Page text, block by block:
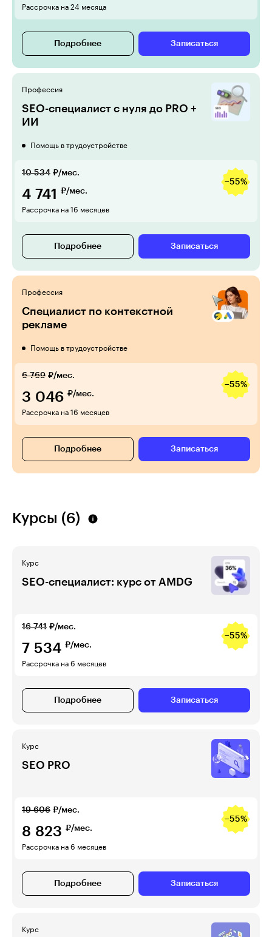
Рассрочка на 24 месяца
Подробнее Записаться
Профессия
SEO-специалист c нуля до PRO +
ИИ
Помощь в трудоустройстве
10 534 ₽/мес.
−55%
4 741 ₽/мес.
Рассрочка на 16 месяцев
Подробнее Записаться
Профессия
Специалист по контекстной
рекламе
Помощь в трудоустройстве
6 769 ₽/мес.
−55%
3 046 ₽/мес.
Рассрочка на 16 месяцев
Подробнее Записаться
Курсы (6)
Курс
SEO-специалист: курс от AMDG
16 741 ₽/мес.
−55%
7 534 ₽/мес.
Рассрочка на 6 месяцев
Подробнее Записаться
Курс
SEO PRO
19 606 ₽/мес.
−55%
8 823 ₽/мес.
Рассрочка на 6 месяцев
Подробнее Записаться
Курс